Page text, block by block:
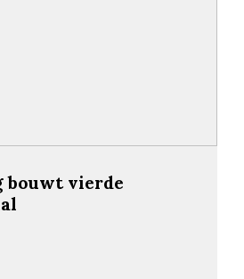
bouwt vierde